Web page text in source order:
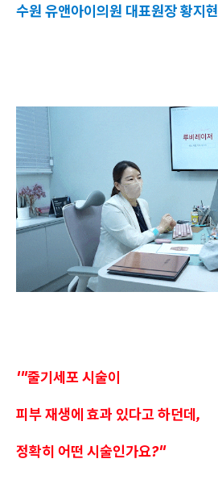
수원 유앤아이의원 대표원장 황지현
'"줄기세포 시술이
피부 재생에 효과 있다고 하던데,
정확히 어떤 시술인가요?"